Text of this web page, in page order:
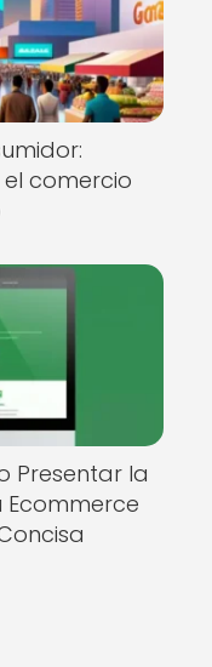
comercio
Presentar la